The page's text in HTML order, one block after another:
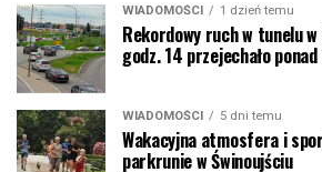
WIADOMOŚCI 1 dzień temu
Rekordowy ruch w tunelu w
godz. 14 przejechało
WIADOMOŚCI 5 dni temu
Wakacyjna atmosfera i
parkrunie w Świnoujściu